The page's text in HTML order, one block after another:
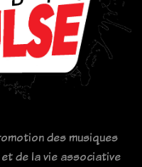
des musiques
de la vie associative